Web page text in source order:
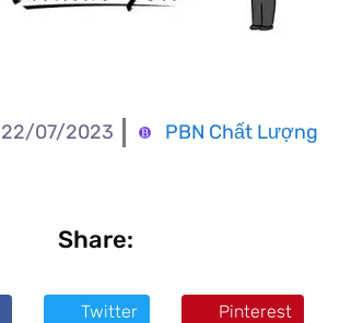
22/07/2023 PBN Chất Lượng
Share:
Twitter Pinterest